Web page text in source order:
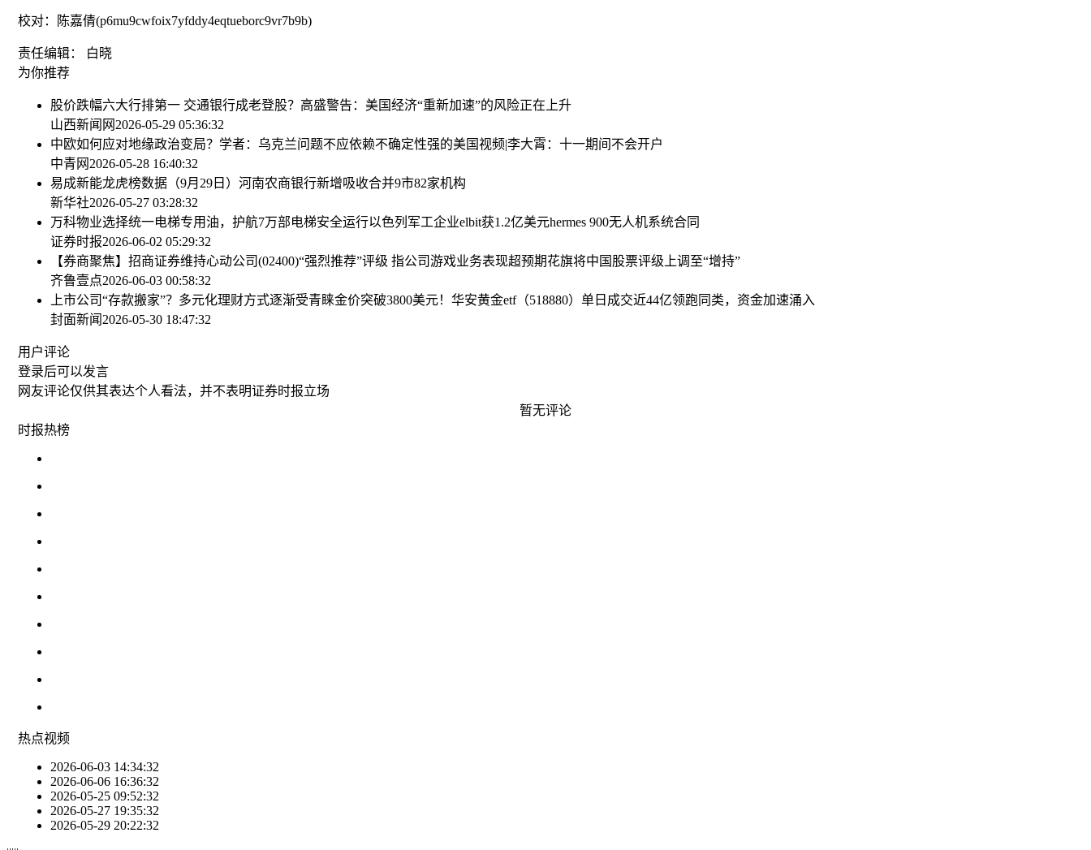
校对：陈嘉倩(p6mu9cwfoix7yfddy4eqtueborc9vr7b9b)
责任编辑： 白晓
为你推荐
股价跌幅六大行排第一 交通银行成老登股？ 高盛警告：美国经济“重新加速”的风险正在上升
山西新闻网2026-05-29 05:36:32
中欧如何应对地缘政治变局？学者：乌克兰问题不应依赖不确定性强的美国视频|李大霄：十一期间不会开户
中青网2026-05-28 16:40:32
易成新能龙虎榜数据（9月29日） 河南农商银行新增吸收合并9市82家机构
新华社2026-05-27 03:28:32
万科物业选择统一电梯专用油，护航7万部电梯安全运行以色列军工企业elbit获1.2亿美元hermes 900无人机系统合同
证券时报2026-06-02 05:29:32
【券商聚焦】招商证券维持心动公司(02400)“强烈推荐”评级 指公司游戏业务表现超预期花旗将中国股票评级上调至“增持”
齐鲁壹点2026-06-03 00:58:32
上市公司“存款搬家”？多元化理财方式逐渐受青睐金价突破3800美元！华安黄金etf（518880）单日成交近44亿领跑同类，资金加速涌入
封面新闻2026-05-30 18:47:32
用户评论
登录后可以发言
网友评论仅供其表达个人看法，并不表明证券时报立场
暂无评论
时报热榜
热点视频
2026-06-03 14:34:32
2026-06-06 16:36:32
2026-05-25 09:52:32
2026-05-27 19:35:32
2026-05-29 20:22:32